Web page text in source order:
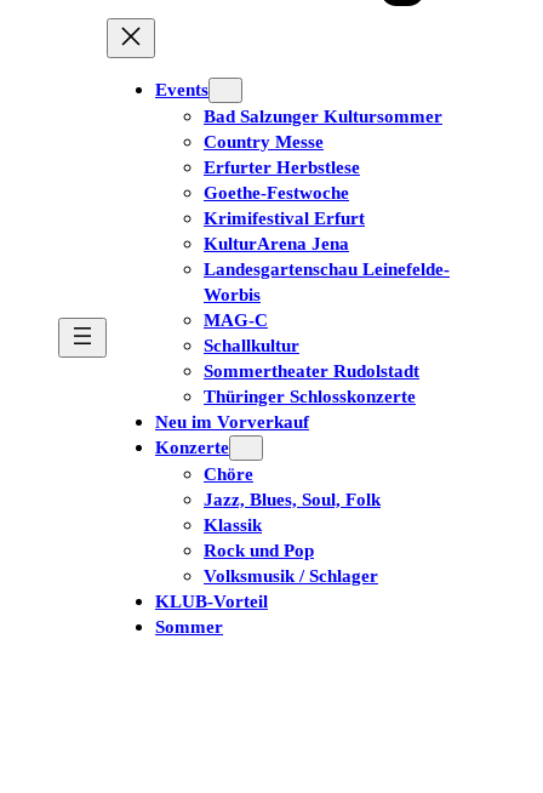
Events
Bad Salzunger Kultursommer
Country Messe
Erfurter Herbstlese
Goethe-Festwoche
Krimifestival Erfurt
KulturArena Jena
Landesgartenschau Leinefelde-
Worbis
MAG-C
Schallkultur
Sommertheater Rudolstadt
Thüringer Schlosskonzerte
Neu im Vorverkauf
Konzerte
Chöre
Jazz, Blues, Soul, Folk
Klassik
Rock und Pop
Volksmusik / Schlager
KLUB-Vorteil
Sommer